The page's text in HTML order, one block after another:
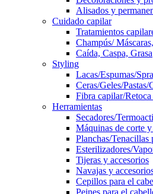
Alisados y
Cuidado capilar
Tratamientos
Champús/
Caída, Caspa, Grasa
Styling
Lacas/Espumas/
Ceras/Geles/
Fibra capilar/Retoca
Herramientas
Secadores/
Máquinas de corte
Planchas/Tenacillas
Esterilizadores/
Tijeras y accesorios
Navajas y
Cepillos para el
Peines para el